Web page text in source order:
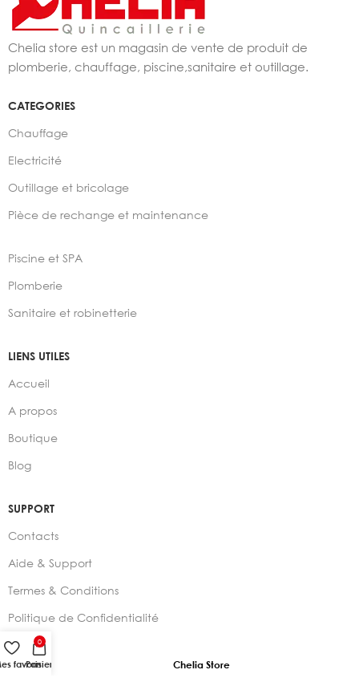
Chelia store est un magasin de vente de produit de
plomberie, chauffage, piscine,sanitaire et outillage.
CATEGORIES
Chauffage
Electricité
Outillage et bricolage
Pièce de rechange et maintenance
Piscine et SPA
Plomberie
Sanitaire et robinetterie
LIENS UTILES
Accueil
A propos
Boutique
Blog
SUPPORT
Contacts
Aide & Support
Termes & Conditions
Politique de Confidentialité
Chelia Store
favoris
0
Panier